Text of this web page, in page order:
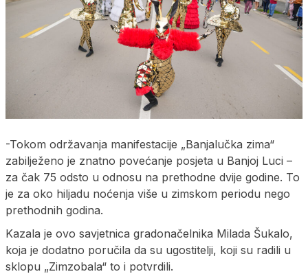
-Tokom održavanja manifestacije „Banjalučka zima“
zabilježeno je znatno povećanje posjeta u Banjoj Luci –
za čak 75 odsto u odnosu na prethodne dvije godine. To
je za oko hiljadu noćenja više u zimskom periodu nego
prethodnih godina.
Kazala je ovo savjetnica gradonačelnika Milada Šukalo,
koja je dodatno poručila da su ugostitelji, koji su radili u
sklopu „Zimzobala“ to i potvrdili.